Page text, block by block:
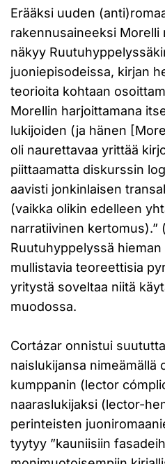
Erääksi uuden
rakennusaineeksi Morelli
näkyy
juoniepisodeissa, kirjan
teorioita kohtaan
Morellin harjoittamana
lukijoiden (ja hänen
oli naurettavaa yrittää
piittaamatta diskurssin
aavisti jonkinlaisen
(vaikka olikin edelleen
narratiivinen kertomus).”
Ruutuhyppelyssä
mullistavia teoreettisia
yritystä soveltaa niitä
muodossa.
Cortázar onnistui
naislukijansa nimeämällä
kumppanin (lector
naaraslukijaksi (lector-
perinteisten
tyytyy ”kauniisiin